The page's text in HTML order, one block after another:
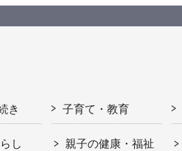
き
し
子育て・教育
親子の健康・福祉